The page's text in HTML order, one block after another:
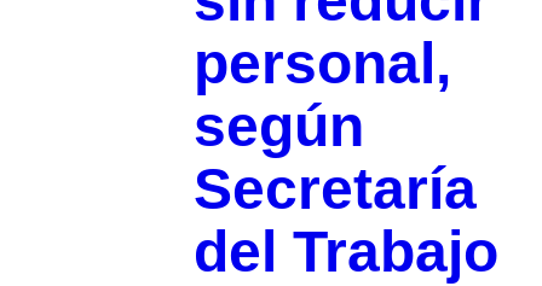
personal,
según
Secretaría
del Trabajo